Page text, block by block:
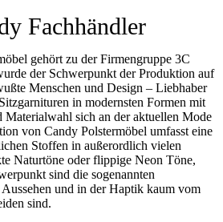
Fachhändler
gehört zu der Firmengruppe 3C
der Schwerpunkt der Produktion auf
Menschen und Design – Liebhaber
in modernsten Formen mit
Materialwahl sich an der aktuellen Mode
von Candy Polstermöbel umfasst eine
Stoffen in außerordlich vielen
Naturtöne oder flippige Neon Töne,
sind die sogenannten
und in der Haptik kaum vom
sind.